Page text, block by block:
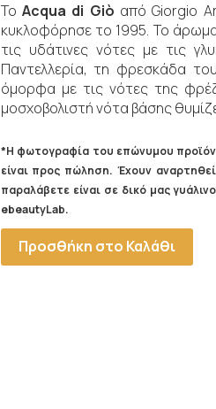
Το Acqua di Giò από Giorgio
κυκλοφόρησε το 1995. Το
τις υδάτινες νότες με τις
Παντελλερία, τη φρεσκάδα του
όμορφα με τις νότες της
μοσχοβολιστή νότα βάσης
*Η φωτογραφία του επώνυμου
είναι προς πώληση. Έχουν
παραλάβετε είναι σε δικό μας
ebeautyLab.
Προσθήκη στο Καλάθι